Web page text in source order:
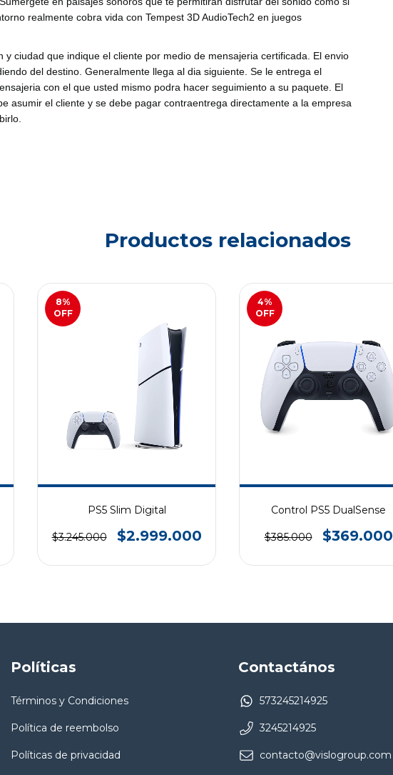
realmente cobra vida con Tempest 3D AudioTech2 en juegos
y ciudad que indique el cliente por medio de mensajeria certificada. El envio
del destino. Generalmente llega al dia siguiente. Se le entrega el
con el que usted mismo podra hacer seguimiento a su paquete. El
asumir el cliente y se debe pagar contraentrega directamente a la empresa
Productos relacionados
8%
OFF
PS5 Slim Digital
$3.245.000 $2.999.000
4%
OFF
Control PS5 DualSense
$385.000 $369.000
Políticas
Términos y Condiciones
Política de reembolso
Políticas de privacidad
Contactános
573245214925
3245214925
contacto@vislogroup.com